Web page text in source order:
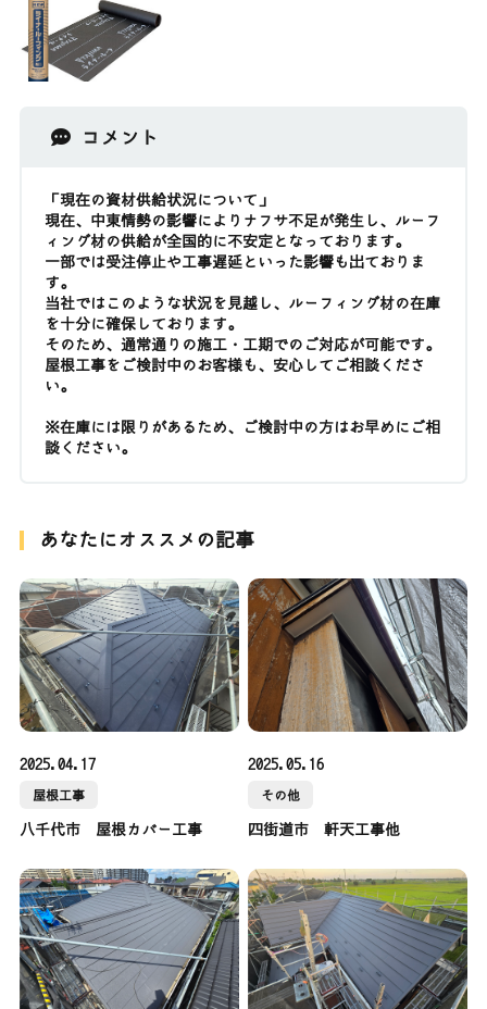
コメント
「現在の資材供給状況について」
現在、中東情勢の影響によりナフサ不足が発生し、ルーフ
ィング材の供給が全国的に不安定となっております。
一部では受注停止や工事遅延といった影響も出ておりま
す。
当社ではこのような状況を見越し、ルーフィング材の在庫
を十分に確保しております。
そのため、通常通りの施工・工期でのご対応が可能です。
屋根工事をご検討中のお客様も、安心してご相談くださ
い。
※在庫には限りがあるため、ご検討中の方はお早めにご相
談ください。
あなたにオススメの記事
2025.04.17
屋根工事
八千代市 屋根カバー工事
2025.05.16
その他
四街道市 軒天工事他